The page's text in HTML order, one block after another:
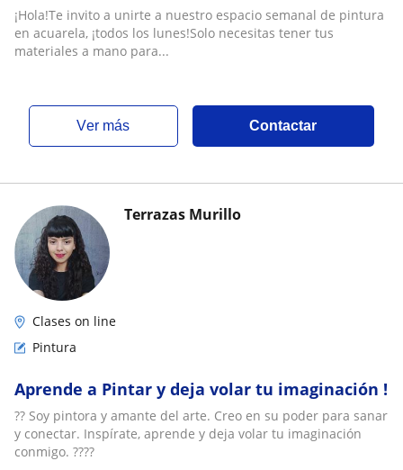
¡Hola!Te invito a unirte a nuestro espacio semanal de pintura
en acuarela, ¡todos los lunes!Solo necesitas tener tus
materiales a mano para...
ver más Contactar
Terrazas Murillo
Clases on line
Pintura
Aprende a Pintar y deja volar tu imaginación !
?? Soy pintora y amante del arte. Creo en su poder para sanar
y conectar. Inspírate, aprende y deja volar tu imaginación
conmigo. ????